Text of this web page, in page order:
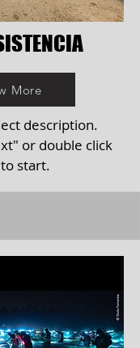
More
description.
or double click
start.